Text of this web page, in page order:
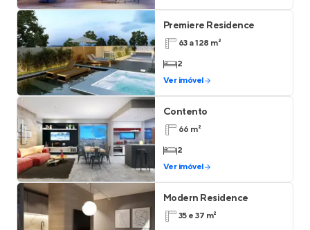
Premiere Residence
63 a 128 m²
2
Ver imóvel
Contento
66 m²
2
Ver imóvel
Modern Residence
35 e 37 m²